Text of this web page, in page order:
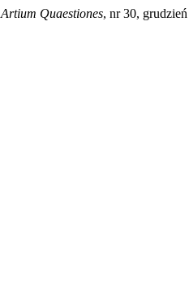
Artium Quaestiones, nr 30,